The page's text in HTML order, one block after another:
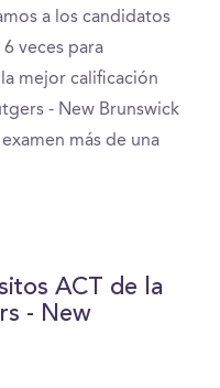
a los candidatos
veces para
mejor calificación
- New Brunswick
más de una
ACT de la
- New